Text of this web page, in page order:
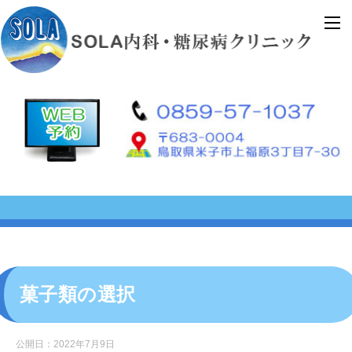
菓子類の選択
公開日： 2022年7月9日